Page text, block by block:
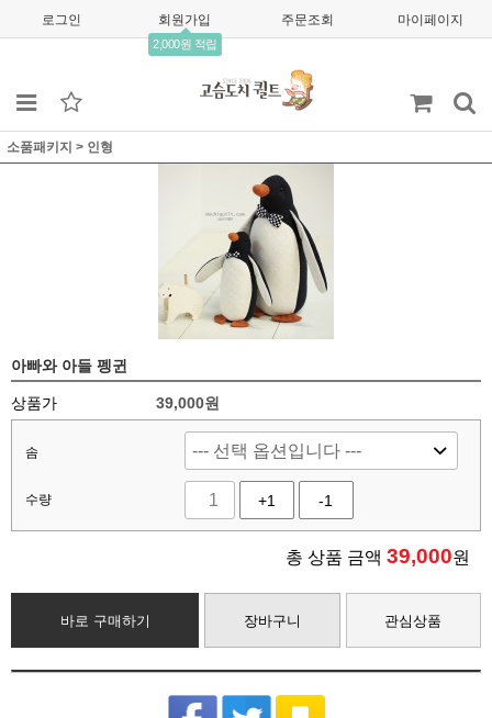
로그인 회원가입
2,000원 적립
주문조회 마이페이지
소품패키지 > 인형
아빠와 아들 펭귄
상품가 39,000원
솜
수량 +1 -1
총 상품 금액 39,000원
바로 구매하기 장바구니 관심상품